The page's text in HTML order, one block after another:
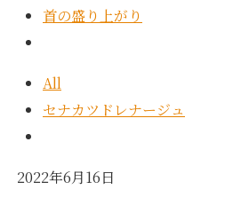
首の盛り上がり
All
セナカツドレナージュ
2022年6月16日